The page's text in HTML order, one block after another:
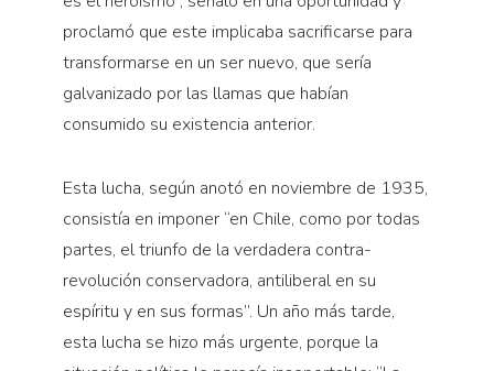
proclamó que este implicaba sacrificarse para
transformarse en un ser nuevo, que sería
galvanizado por las llamas que habían
consumido su existencia anterior.
Esta lucha, según anotó en noviembre de 1935,
consistía en imponer “en Chile, como por todas
partes, el triunfo de la verdadera contra-
revolución conservadora, antiliberal en su
espíritu y en sus formas”. Un año más tarde,
esta lucha se hizo más urgente, porque la